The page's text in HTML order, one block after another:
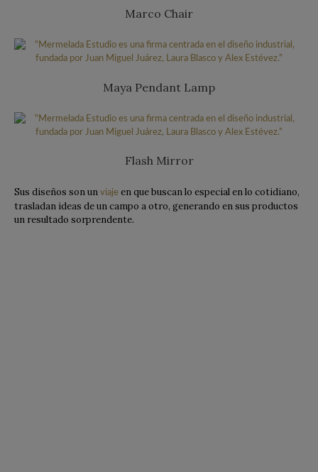
Marco Chair
Maya Pendant Lamp
Flash Mirror
Sus diseños son un viaje en que buscan lo especial en lo cotidiano,
trasladan ideas de un campo a otro, generando en sus productos
un resultado sorprendente.